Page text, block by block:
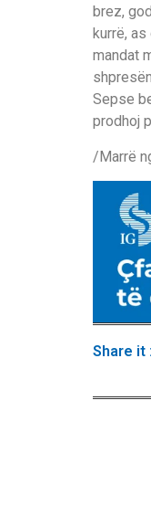
brez,
kurrë,
mandat
Sepse
prodhoj
/Marrë
Share it :